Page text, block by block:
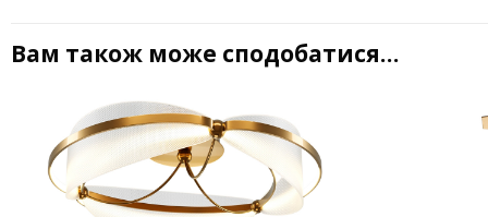
Вам також може сподобатися…